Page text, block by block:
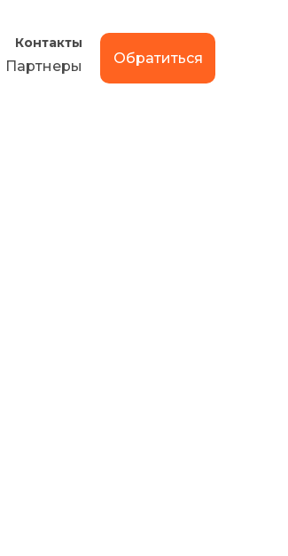
Контакты
Партнеры Обратиться